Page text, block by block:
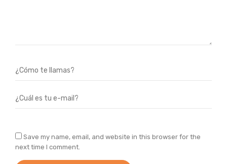
Save my name, email, and website in this browser for the
next time I comment.